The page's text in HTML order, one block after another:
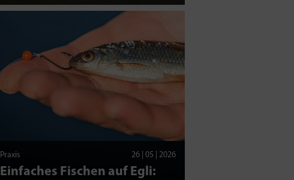
Praxis 26 | 05 | 2026
Einfaches Fischen auf Egli: